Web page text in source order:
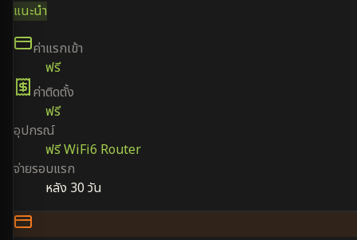
แนะนำ
ค่าแรกเข้า
ฟรี
ค่าติดตั้ง
ฟรี
อุปกรณ์
ฟรี WiFi6 Router
จ่ายรอบแรก
หลัง 30 วัน